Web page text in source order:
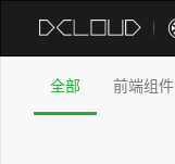
全部 前端组件